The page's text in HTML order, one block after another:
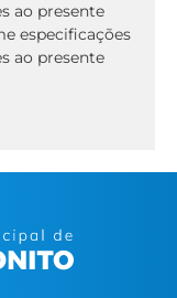
ao presente
especificações
ao presente